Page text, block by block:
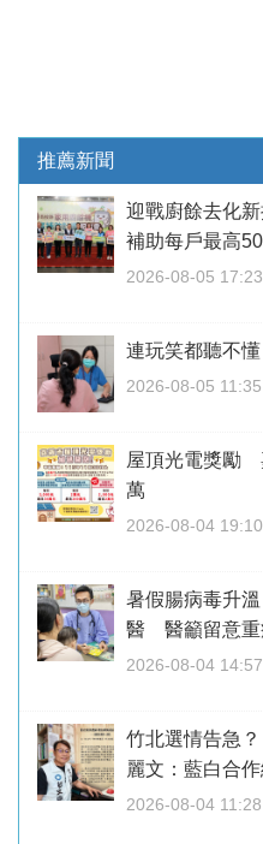
推薦新聞
迎戰廚餘去化
補助每戶最高
2026-08-05 17:23
連玩笑都聽不
2026-08-05 11:35
屋頂光電獎勵
萬
2026-08-04 19:10
暑假腸病毒升
醫 醫籲留意重
2026-08-04 14:57
竹北選情告急
麗文：藍白合
2026-08-04 11:28